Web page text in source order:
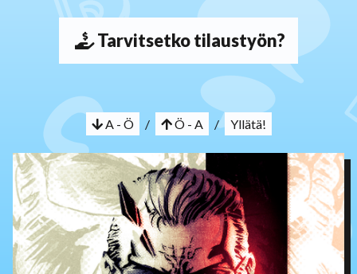
Tarvitsetko tilaustyön?
A - Ö / Ö - A / Yllätä!